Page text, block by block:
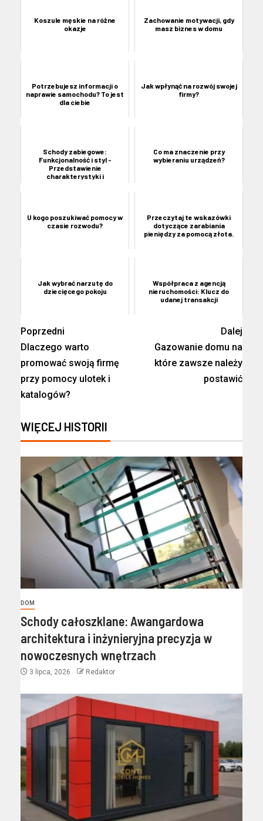
Koszule męskie na różne
okazje
Zachowanie motywacji, gdy
masz biznes w domu
Potrzebujesz informacji o
naprawie samochodu? To jest
dla ciebie
Jak wpłynąć na rozwój swojej
firmy?
Schody zabiegowe:
Funkcjonalność i styl -
Przedstawienie
charakterystyki i
Co ma znaczenie przy
wybieraniu urządzeń?
U kogo poszukiwać pomocy w
czasie rozwodu?
Przeczytaj te wskazówki
dotyczące zarabiania
pieniędzy za pomocą złota.
Jak wybrać narzutę do
dziecięcego pokoju
Współpraca z agencją
nieruchomości: Klucz do
udanej transakcji
Poprzedni
Dlaczego warto
promować swoją firmę
przy pomocy ulotek i
katalogów?
Dalej
Gazowanie domu na
które zawsze należy
postawić
WIĘCEJ HISTORII
DOM
Schody całoszklane: Awangardowa
architektura i inżynieryjna precyzja w
nowoczesnych wnętrzach
3 lipca, 2026 Redaktor